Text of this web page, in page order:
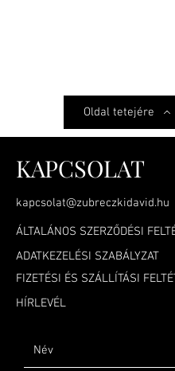
Oldal tetejére
KAPCSOLAT
kapcsolat@zubreczkidavid.hu
ÁLTALÁNOS SZERZŐDÉSI
ADATKEZELÉSI SZABÁLYZAT
FIZETÉSI ÉS SZÁLLÍTÁSI
HÍRLEVÉL